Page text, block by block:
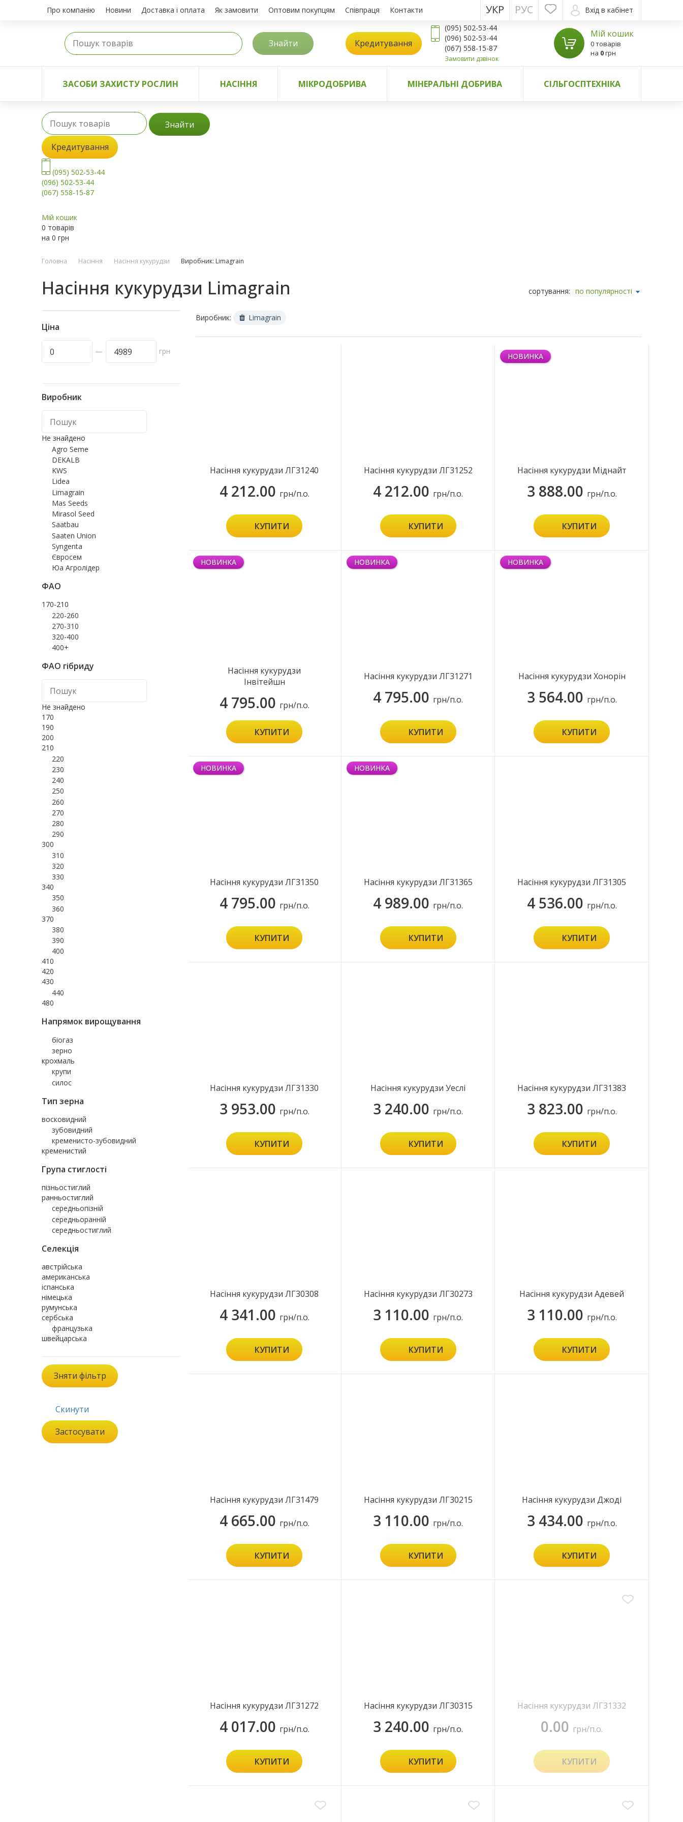
Про компанію Новини Доставка і оплата Як замовити Оптовим покупцям Співпраця Контакти Вхід в кабінет
РУС
УКР
Знайти Кредитування
(095) 502-53-44
(096) 502-53-44
(067) 558-15-87
Замовити дзвінок
Мій кошик
0 товарів
на 0грн
ЗАСОБИ ЗАХИСТУ РОСЛИН НАСІННЯ МІКРОДОБРИВА МІНЕРАЛЬНІ ДОБРИВА СІЛЬГОСПТЕХНІКА
Знайти
Кредитування
(095) 502-53-44
(096) 502-53-44
(067) 558-15-87
Мій кошик
0 товарів
на 0 грн
Головна Насіння Насіння кукурудзи Виробник: Limagrain
Насіння кукурудзи Limagrain сортування: по популярності
Ціна
— грн
Виробник
Не знайдено
Agro Seme
DEKALB
KWS
Lidea
Limagrain
Mas Seeds
Mirasol Seed
Saatbau
Saaten Union
Syngenta
Євросем
Юа Агролідер
ФАО
170-210
220-260
270-310
320-400
400+
ФАО гібриду
Не знайдено
170
190
200
210
220
230
240
250
260
270
280
290
300
310
320
330
340
350
360
370
380
390
400
410
420
430
440
480
Напрямок вирощування
біогаз
зерно
крохмаль
крупи
силос
Тип зерна
восковидний
зубовидний
кременисто-зубовидний
кременистий
Група стиглості
пізньостиглий
ранньостиглий
середньопізній
середньоранній
середньостиглий
Селекція
австрійська
американська
іспанська
німецька
румунська
сербська
французька
швейцарська
Зняти фільтр
Скинути
Застосувати
Виробник: Limagrain
Насіння кукурудзи ЛГ31240
4 212.00 грн/п.о.
КУПИТИ
Насіння кукурудзи ЛГ31252
4 212.00 грн/п.о.
КУПИТИ
НОВИНКА
Насіння кукурудзи Міднайт
3 888.00 грн/п.о.
КУПИТИ
НОВИНКА
Насіння кукурудзи
Інвітейшн
4 795.00 грн/п.о.
КУПИТИ
НОВИНКА
Насіння кукурудзи ЛГ31271
4 795.00 грн/п.о.
КУПИТИ
НОВИНКА
Насіння кукурудзи Хонорін
3 564.00 грн/п.о.
КУПИТИ
НОВИНКА
Насіння кукурудзи ЛГ31350
4 795.00 грн/п.о.
КУПИТИ
НОВИНКА
Насіння кукурудзи ЛГ31365
4 989.00 грн/п.о.
КУПИТИ
Насіння кукурудзи ЛГ31305
4 536.00 грн/п.о.
КУПИТИ
Насіння кукурудзи ЛГ31330
3 953.00 грн/п.о.
КУПИТИ
Насіння кукурудзи Уеслі
3 240.00 грн/п.о.
КУПИТИ
Насіння кукурудзи ЛГ31383
3 823.00 грн/п.о.
КУПИТИ
Насіння кукурудзи ЛГ30308
4 341.00 грн/п.о.
КУПИТИ
Насіння кукурудзи ЛГ30273
3 110.00 грн/п.о.
КУПИТИ
Насіння кукурудзи Адевей
3 110.00 грн/п.о.
КУПИТИ
Насіння кукурудзи ЛГ31479
4 665.00 грн/п.о.
КУПИТИ
Насіння кукурудзи ЛГ30215
3 110.00 грн/п.о.
КУПИТИ
Насіння кукурудзи Джоді
3 434.00 грн/п.о.
КУПИТИ
Насіння кукурудзи ЛГ31272
4 017.00 грн/п.о.
КУПИТИ
Насіння кукурудзи ЛГ30315
3 240.00 грн/п.о.
КУПИТИ
Насіння кукурудзи ЛГ31332
0.00 грн/п.о.
КУПИТИ